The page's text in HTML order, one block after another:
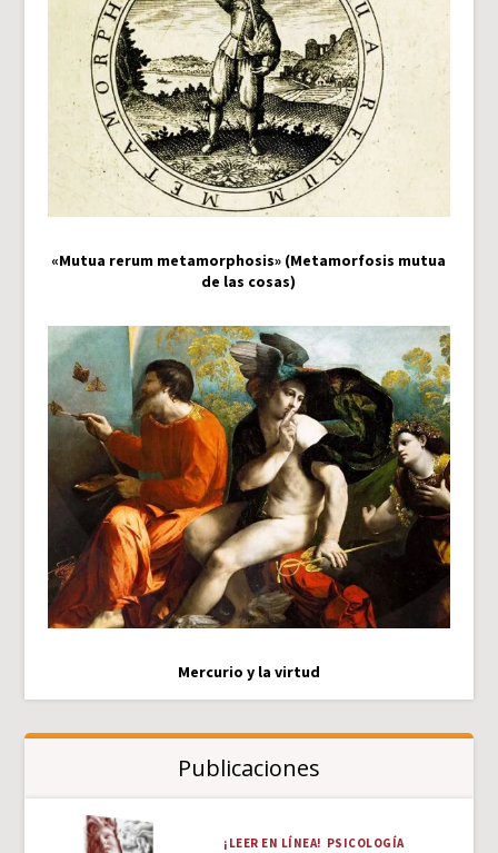
«Mutua rerum metamorphosis» (Metamorfosis mutua
de las cosas)
Mercurio y la virtud
Publicaciones
¡LEER EN LÍNEA! PSICOLOGÍA